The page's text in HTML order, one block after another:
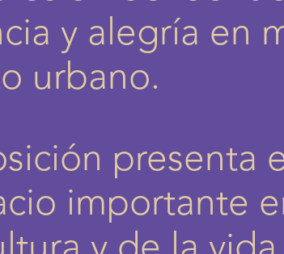
y alegría en
urbano.
presenta
importante